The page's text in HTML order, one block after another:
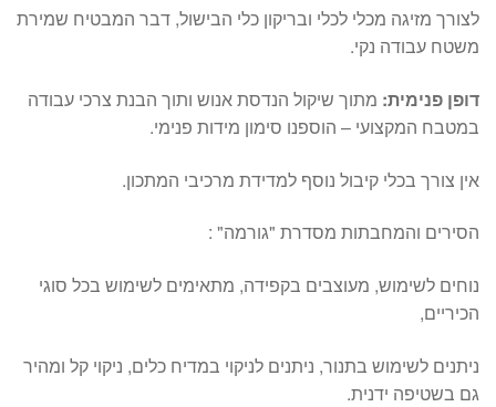
לצורך מזיגה מכלי לכלי ובריקון כלי הבישול, דבר המבטיח שמירת
משטח עבודה נקי.
דופן פנימית: מתוך שיקול הנדסת אנוש ותוך הבנת צרכי עבודה
במטבח המקצועי – הוספנו סימון מידות פנימי.
אין צורך בכלי קיבול נוסף למדידת מרכיבי המתכון.
הסירים והמחבתות מסדרת "גורמה" :
נוחים לשימוש, מעוצבים בקפידה, מתאימים לשימוש בכל סוגי
הכיריים,
ניתנים לשימוש בתנור, ניתנים לניקוי במדיח כלים, ניקוי קל ומהיר
גם בשטיפה ידנית.